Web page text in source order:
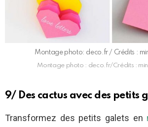
Montage photo: deco.fr / Crédits :
Montage photo : deco.fr/Crédits :
9/ Des cactus avec des petits
Transformez des petits galets en